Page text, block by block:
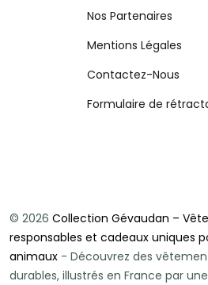
Nos Partenaires
Mentions Légales
Contactez-Nous
Formulaire de
© 2026 Collection Gévaudan –
responsables et cadeaux uniques
animaux - Découvrez des
durables, illustrés en France par